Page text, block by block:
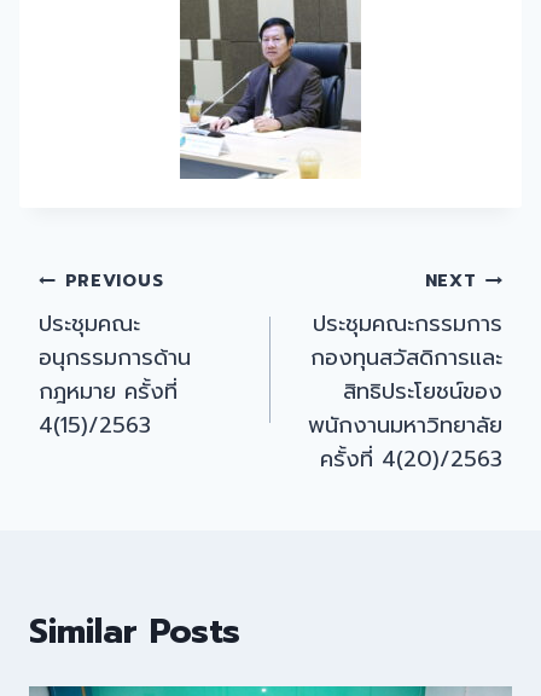
Post
navigation
PREVIOUS
ประชุมคณะ
อนุกรรมการด้าน
กฎหมาย ครั้งที่
4(15)/2563
NEXT
ประชุมคณะกรรมการ
กองทุนสวัสดิการและ
สิทธิประโยชน์ของ
พนักงานมหาวิทยาลัย
ครั้งที่ 4(20)/2563
Similar Posts